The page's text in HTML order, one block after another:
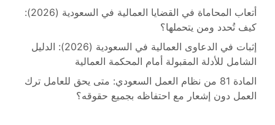
أتعاب المحاماة في القضايا العمالية في السعودية (2026):
كيف تُحدد ومن يتحملها؟
إثبات في الدعاوى العمالية في السعودية (2026): الدليل
الشامل للأدلة المقبولة أمام المحكمة العمالية
المادة 81 من نظام العمل السعودي: متى يحق للعامل ترك
العمل دون إشعار مع احتفاظه بجميع حقوقه؟